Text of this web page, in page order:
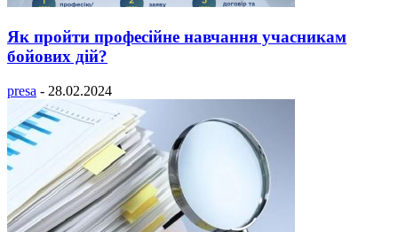
Як пройти професійне навчання учасникам
бойових дій?
presa - 28.02.2024